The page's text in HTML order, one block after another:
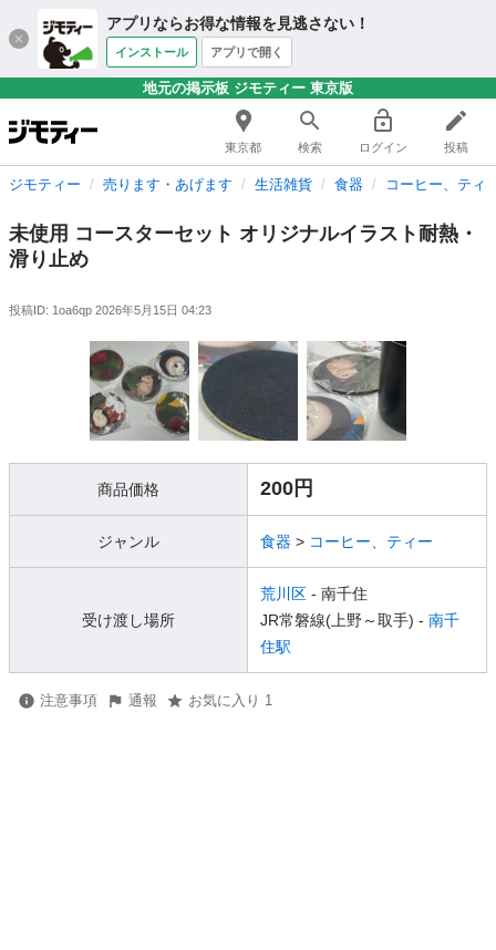
アプリならお得な情報を見逃さない！
インストール アプリで開く
地元の掲示板 ジモティー 東京版
東京都 検索 ログイン 投稿
ジモティー 売ります・あげます 生活雑貨 食器 コーヒー、ティ
未使用 コースターセット オリジナルイラスト耐熱・
滑り止め
投稿ID: 1oa6qp 2026年5月15日 04:23
商品価格 200円
ジャンル 食器 > コーヒー、ティー
受け渡し場所
荒川区 - 南千住
JR常磐線(上野～取手) - 南千
住駅
注意事項 通報 お気に入り 1